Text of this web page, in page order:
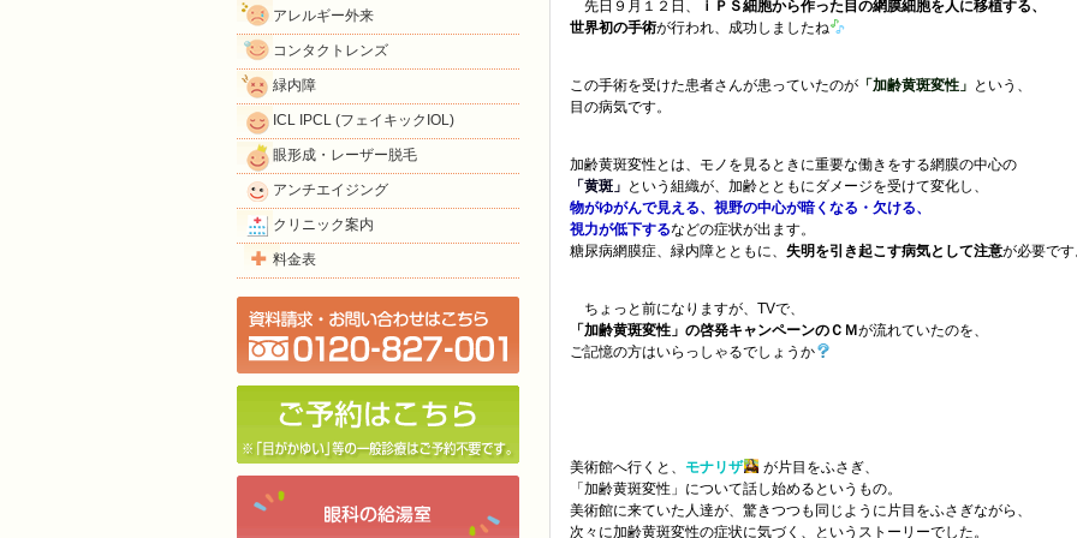
先日９月１２日、
ｉＰＳ細胞から作った目の網膜細胞を人に移植する、
世界初の手術が行われ、成功しましたね
この手術を受けた患者さんが患っていたのが 「加齢黄斑変性」 という、
目の病気です。
加齢黄斑変性とは、モノを見るときに重要な働きをする網膜の中心の
「黄斑」 という組織が、加齢とともにダメージを受けて変化し、
物がゆがんで見える、視野の中心が暗くなる・欠ける、
視力が低下するなどの症状が出ます。
糖尿病網膜症、緑内障とともに、 失明を引き起こす病気として注意が必要で
ちょっと前になりますが、TVで、
「加齢黄斑変性」の啓発キャンペーンのＣＭが流れていたのを、
ご記憶の方はいらっしゃるでしょうか
美術館へ行くと、 モナリザ
が片目をふさぎ、
「加齢黄斑変性」について話し始めるというもの。
美術館に来ていた人達が、驚きつつも同じように片目をふさぎながら、
次々に加齢黄斑変性の症状に気づく、というストーリーでした。
アレルギー外来
コンタクトレンズ
緑内障
ICL IPCL (フェイキックIOL)
眼形成・レーザー脱毛
アンチエイジング
クリニック案内
料金表